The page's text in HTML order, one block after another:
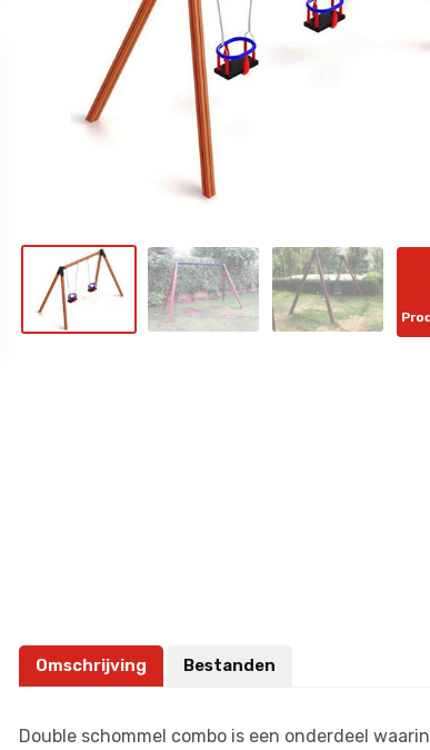
Omschrijving Bestanden
Double schommel combo is een onderdeel